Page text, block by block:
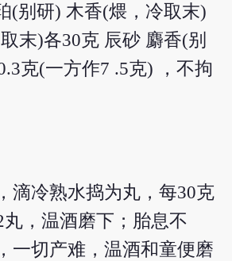
(别研) 木香(煨，冷取末)
末)各30克 辰砂 麝香(别
克(一方作7 .5克) ，不拘
滴冷熟水捣为丸，每30克
，温酒磨下；胎息不
一切产难，温酒和童便磨